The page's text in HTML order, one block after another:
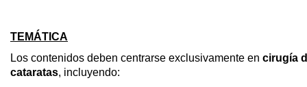
TEMÁTICA
Los contenidos deben centrarse exclusivamente en cirugía
cataratas, incluyendo: